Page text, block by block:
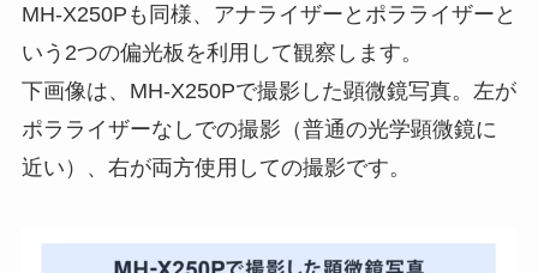
MH-X250Pも同様、アナライザーとポラライザーと
いう2つの偏光板を利用して観察します。
下画像は、MH-X250Pで撮影した顕微鏡写真。左が
ポラライザーなしでの撮影（普通の光学顕微鏡に
近い）、右が両方使用しての撮影です。